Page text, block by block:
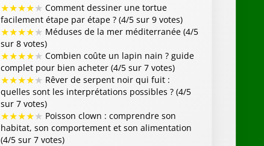
★★★★★ Comment dessiner une tortue
facilement étape par étape ? (4/5 sur 9 votes)
★★★★★ Méduses de la mer méditerranée (4/5
sur 8 votes)
★★★★★ Combien coûte un lapin nain ? guide
complet pour bien acheter (4/5 sur 7 votes)
★★★★★ Rêver de serpent noir qui fuit :
quelles sont les interprétations possibles ? (4/5
sur 7 votes)
★★★★★ Poisson clown : comprendre son
habitat, son comportement et son alimentation
(4/5 sur 7 votes)